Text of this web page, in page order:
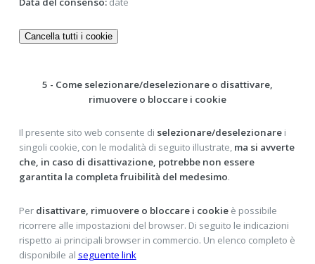
Cancella tutti i cookie
5 - Come selezionare/deselezionare o disattivare,
rimuovere o bloccare i cookie
Il presente sito web consente di selezionare/deselezionarei
singoli cookie, con le modalità di seguito illustrate, ma si avverte
che, in caso di disattivazione, potrebbe non essere
garantita la completa fruibilità del medesimo.
Per disattivare, rimuovere o bloccare i cookie è possibile
ricorrere alle impostazioni del browser. Di seguito le indicazioni
rispetto ai principali browser in commercio. Un elenco completo è
disponibile al seguente link